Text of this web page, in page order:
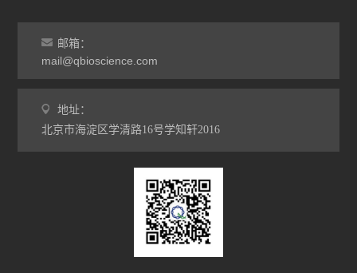
邮箱：
mail@qbioscience.com
地址：
北京市海淀区学清路16号学知轩2016